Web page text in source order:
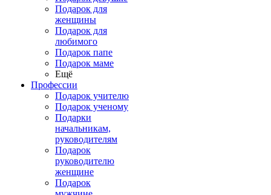
Подарок для
женщины
Подарок для
любимого
Подарок папе
Подарок маме
Ещё
Профессии
Подарок учителю
Подарок ученому
Подарки
начальникам,
руководителям
Подарок
руководителю
женщине
Подарок